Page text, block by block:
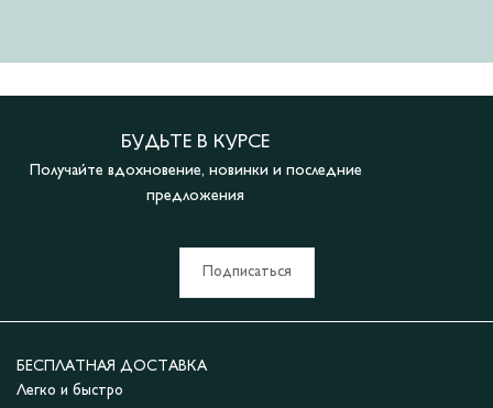
БУДЬТЕ В КУРСЕ
Получайте вдохновение, новинки и последние
предложения
Подписаться
БЕСПЛАТНАЯ ДОСТАВКА
Легко и быстро